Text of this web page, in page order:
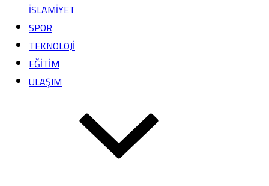
İSLAMİYET
SPOR
TEKNOLOJİ
EĞİTİM
ULAŞIM